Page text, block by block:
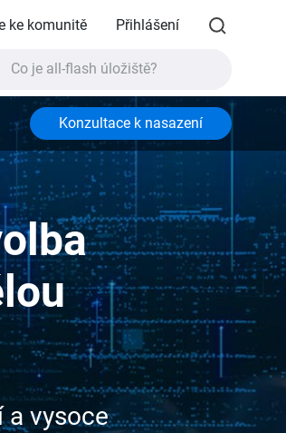
ke komunitě Přihlášení
Co je all-flash úložiště?
Co je High Availability?
Specifikace produktu TVS-AIh1688ATX?
Co je all-flash úložiště?
Konzultace k nasazení
a vysoce